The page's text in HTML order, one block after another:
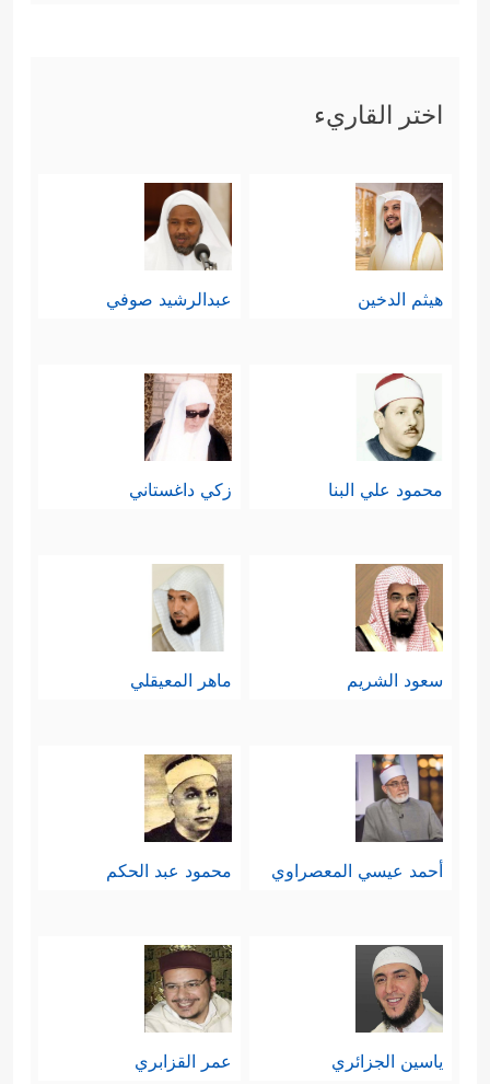
اختر القاريء
هيثم الدخين عبدالرشيد صوفي
محمود علي البنا زكي داغستاني
سعود الشريم ماهر المعيقلي
أحمد عيسي المعصراوي محمود عبد الحكم
ياسين الجزائري عمر القزابري